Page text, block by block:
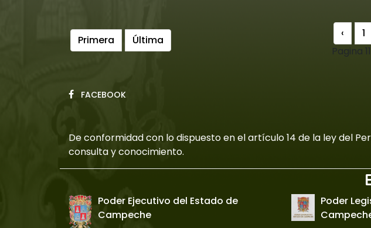
Primera Última
‹ 1
Pagina
FACEBOOK
De conformidad con lo dispuesto en el artículo 14 de la ley del
consulta y conocimiento.
Poder Ejecutivo del Estado de
Campeche
Poder